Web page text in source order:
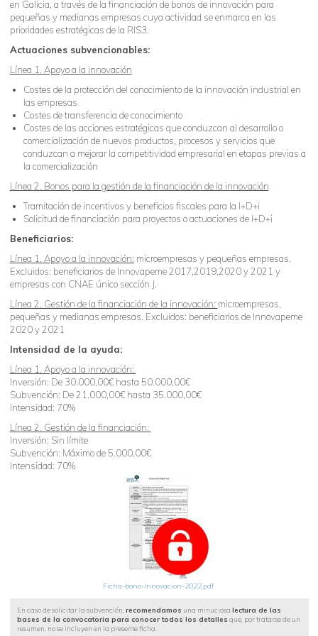
en Galicia, a través de la financiación de bonos de innovación para
pequeñas y medianas empresas cuya actividad se enmarca en las
prioridades estratégicas de la RIS3.
Actuaciones subvencionables:
Línea 1. Apoyo a la innovación
Costes de la protección del conocimiento de la innovación industrial en
las empresas
Costes de transferencia de conocimiento
Costes de las acciones estratégicas que conduzcan al desarrollo o
comercialización de nuevos productos, procesos y servicios que
conduzcan a mejorar la competitividad empresarial en etapas previas a
la comercialización
Línea 2. Bonos para la gestión de la financiación de la innovación
Tramitación de incentivos y beneficios fiscales para la I+D+i
Solicitud de financiación para proyectos o actuaciones de I+D+i
Beneficiarios:
Línea 1. Apoyo a la innovación: microempresas y pequeñas empresas.
Excluidos: beneficiarios de Innovapeme 2017,2019,2020 y 2021 y
empresas con CNAE único sección J.
Línea 2. Gestión de la financiación de la innovación: microempresas,
pequeñas y medianas empresas. Excluidos: beneficiarios de Innovapeme
2020 y 2021
Intensidad de la ayuda:
Línea 1. Apoyo a la innovación:
Inversión: De 30.000,00€ hasta 50.000,00€
Subvención: De 21.000,00€ hasta 35.000,00€
Intensidad: 70%
Línea 2. Gestión de la financiación:
Inversión: Sin límite
Subvención: Máximo de 5.000,00€
Intensidad: 70%
Ficha-bono-innovacion-2022.pdf
En caso de solicitar la subvención, recomendamos una minuciosa lectura de las
bases de la convocatoria para conocer todos los detalles que, por tratarse de un
resumen, no se incluyen en la presente ficha.